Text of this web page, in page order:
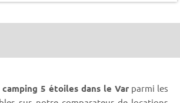
camping 5 étoiles dans le Var parmi les